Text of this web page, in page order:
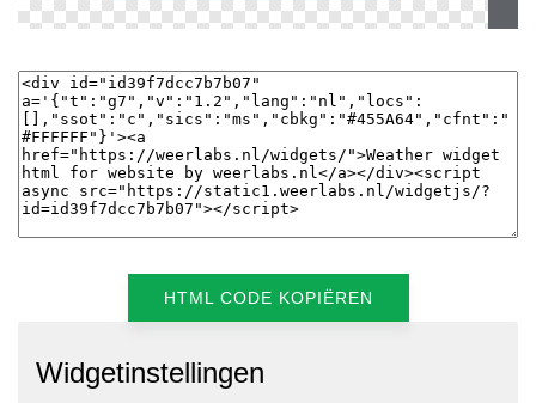
Widgetinstellingen
HTML CODE KOPIËREN